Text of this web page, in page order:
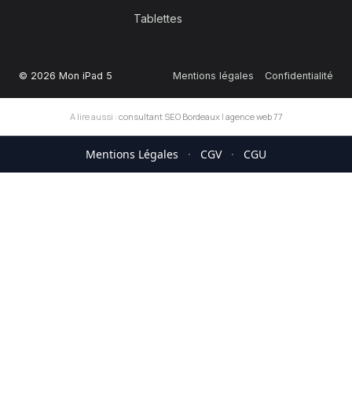
Tablettes
© 2026 Mon iPad 5 Mentions légales Confidentialité
A lire aussi : consultant SEO Bordeaux| agence web 77
Mentions Légales · CGV · CGU